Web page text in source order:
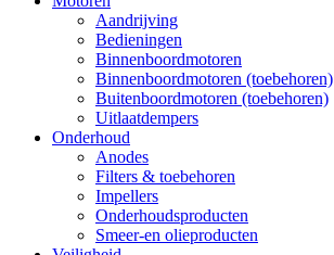
Aandrijving
Bedieningen
Binnenboordmotoren
Binnenboordmotoren (toebehoren)
Buitenboordmotoren (toebehoren)
Uitlaatdempers
Onderhoud
Anodes
Filters & toebehoren
Impellers
Onderhoudsproducten
Smeer-en olieproducten